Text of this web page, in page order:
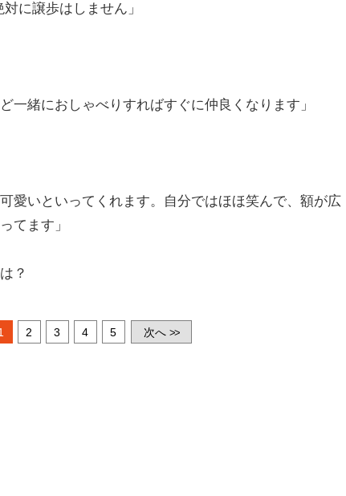
に譲歩はしません」
一緒におしゃべりすればすぐに仲良くなります」
愛いといってくれます。自分ではほほ笑んで、額が広
てます」
？
2 3 4 5 次へ >>